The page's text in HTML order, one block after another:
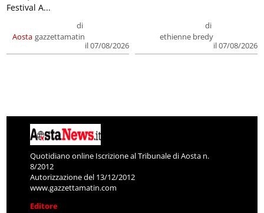
Aosta
di
gazzettamatin
il 07/08/2026
Festival A...
di
ethienne bredy
il 07/08/2026
Quotidiano online Iscrizione al Tribunale di Aosta n.
8/2012
Autorizzazione del 13/12/2012
www.gazzettamatin.com
Editore